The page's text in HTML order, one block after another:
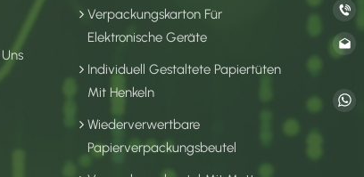
Verpackungskarton Für
Elektronische Geräte
Individuell Gestaltete Papiertüten
Mit Henkeln
Wiederverwertbare
Papierverpackungsbeutel